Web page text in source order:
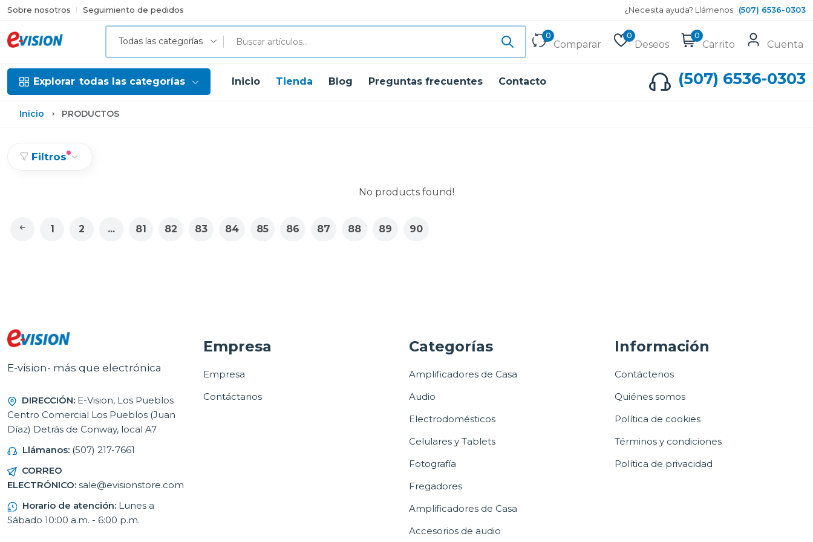
Sobre nosotros Seguimiento de pedidos ¿Necesita ayuda? Llámenos: (507) 6536-0303
Todas las categorías
0
Comparar
0
Deseos
0
Carrito Cuenta
Explorar todas las categorías Inicio Tienda Blog Preguntas frecuentes Contacto (507) 6536-0303
Inicio PRODUCTOS
Filtros
No products found!
1 2 ... 81 82 83 84 85 86 87 88 89 90
E-vision- más que electrónica
DIRECCIÓN: E-Vision, Los Pueblos
Centro Comercial Los Pueblos (Juan
Díaz) Detrás de Conway, local A7
Llámanos: (507) 217-7661
CORREO
ELECTRÓNICO: sale@evisionstore.com
Horario de atención: Lunes a
Sábado 10:00 a.m. - 6:00 p.m.
Empresa
Empresa
Contáctanos
Categorías
Amplificadores de Casa
Audio
Electrodomésticos
Celulares y Tablets
Fotografía
Fregadores
Amplificadores de Casa
Accesorios de audio
Información
Contáctenos
Quiénes somos
Política de cookies
Términos y condiciones
Política de privacidad